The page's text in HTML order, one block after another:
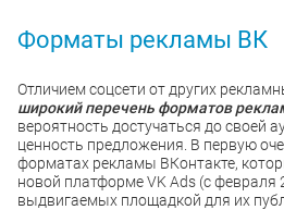
Форматы рекламы ВК
Отличием соцсети от других
широкий перечень форматов
вероятность достучаться до своей
ценность предложения. В первую
форматах рекламы ВКонтакте,
новой платформе VK Ads (с февраля
выдвигаемых площадкой для их